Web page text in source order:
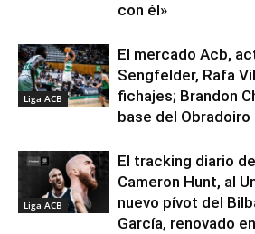
con él»
Liga ACB
El mercado Acb,
Sengfelder, Rafa
fichajes; Brandon
base del Obradoiro
Liga ACB
El tracking diario
Cameron Hunt, al
nuevo pívot del
García, renovado